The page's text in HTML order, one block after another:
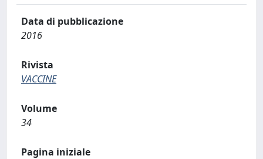
Data di pubblicazione
2016
Rivista
VACCINE
Volume
34
Pagina iniziale